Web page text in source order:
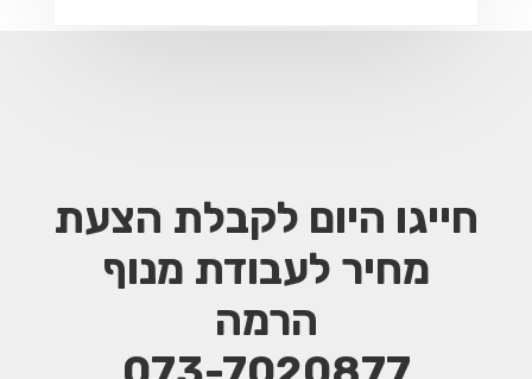
חייגו היום לקבלת הצעת
מחיר לעבודת מנוף
הרמה